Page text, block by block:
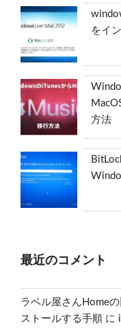
をイ
方法
最近のコメント
ラベル屋さんHome
ストールする手順 に